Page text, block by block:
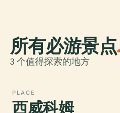
所有必游景点
3 个值得探索的地方
PLACE
西威科姆